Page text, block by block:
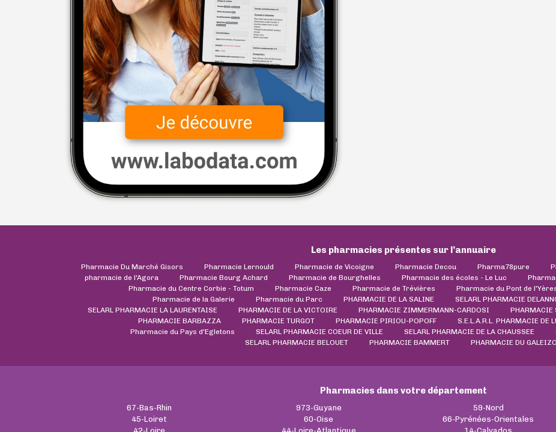
Les pharmacies présentes sur l’annuaire
Pharmacie Du Marché Gisors Pharmacie Lernould Pharmacie de Vicoigne Pharmacie Decou Pharma78pure
pharmacie de l'Agora
Pharmacie Bourg Achard Pharmacie de Bourghelles Pharmacie des écoles - Le Luc
Pharmacie du Centre Corbie - Totum
Pharmacie Caze Pharmacie de Trévières Pharmacie du Pont de
Pharmacie de la Galerie
Pharmacie du Parc PHARMACIE DE LA SALINE SELARL PHARMACIE
SELARL PHARMACIE LA LAURENTAISE
PHARMACIE DE LA VICTOIRE PHARMACIE ZIMMERMANN-CARDOSI PHARMACIE
PHARMACIE BARBAZZA
PHARMACIE TURGOT PHARMACIE PIRIOU-POPOFF S.E.L.A.R.L. PHARMACIE DE
Pharmacie du Pays d'Egletons
SELARL PHARMACIE COEUR DE VILLE SELARL PHARMACIE DE LA CHAUSSEE
SELARL PHARMACIE BELOUET
PHARMACIE BAMMERT PHARMACIE DU
Pharmacies dans votre département
67-Bas-Rhin
45-Loiret
973-Guyane
60-Oise
59-Nord
66-Pyrénées-Orientales